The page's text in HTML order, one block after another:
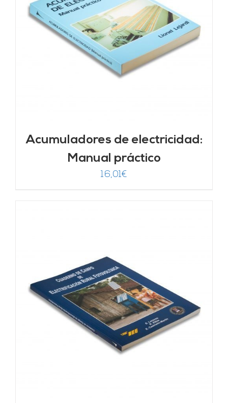
Acumuladores de electricidad:
Manual práctico
16,01€